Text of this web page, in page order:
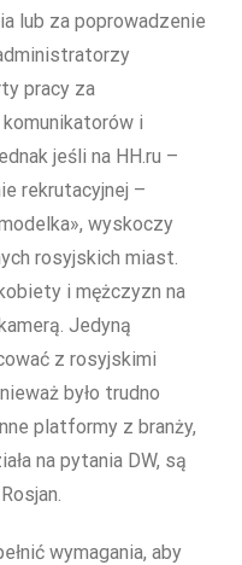
lub za poprowadzenie
pracy za
i
jeśli na HH.ru –
rekrutacyjnej –
wyskoczy
rosyjskich miast.
i mężczyzn na
Jedyną
z rosyjskimi
było trudno
platformy z branży,
na pytania DW, są
wymagania, aby